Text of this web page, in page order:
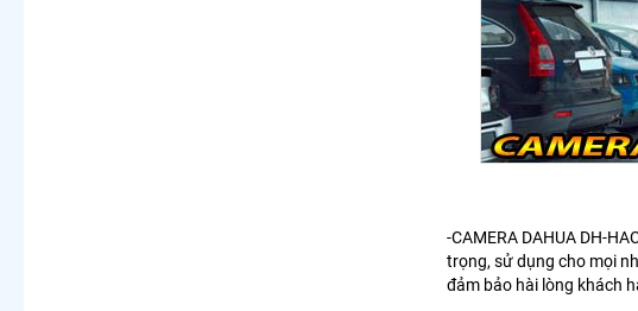
-CAMERA DAHUA DH-
trọng, sử dụng cho mọi
đảm bảo hài lòng khách